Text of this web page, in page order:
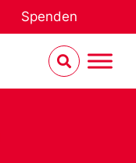
Spenden